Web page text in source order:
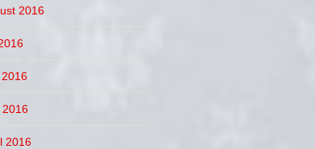
2016
2016
2016